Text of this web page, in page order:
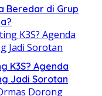
Beredar di Grup
K3S? Agenda
Jadi Sorotan